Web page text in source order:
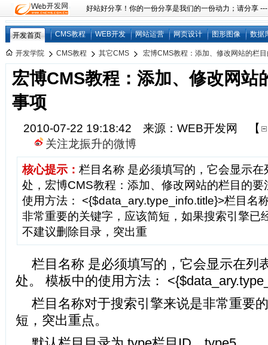
好站好分享！你的一份分享是我们的一份动力；请分享
开发首页 CMS教程 WEB开发 网站运营 网页设计 图形图像 数据
开发学院 CMS教程 其它CMS 宏博CMS教程：添加、修改网站的栏
宏博CMS教程：添加、修改网站
事项
2010-07-22 19:18:42 来源：WEB开发网
【
关注龙振升的微博
核心提示： 栏目名称 是必须填写的，它会显示
处，宏博CMS教程：添加、修改网站的栏目的
使用方法： <{$data_ary.type_info.title}>栏目名
非常重要的关键字，应该简短，如果搜索引擎已
不建议删除目录，突出重
栏目名称 是必须填写的，它会显示在列
处。 模板中的使用方法：
栏目名称对于搜索引擎来说是非常重要
短，突出重点。